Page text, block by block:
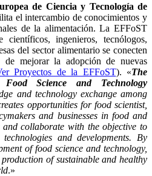
de Ciencia y Tecnología de
el intercambio de conocimientos y
de la alimentación. La EFFoST
científicos, ingenieros, tecnólogos,
del sector alimentario se conecten
mejorar la adopción de nuevas
Proyectos de la EFFoST). «The
Science and Technology
and technology exchange among
opportunities for food scientist,
and businesses in food and
and collaborate with the objective to
and developments. By
of food science and technology,
of sustainable and healthy
.»